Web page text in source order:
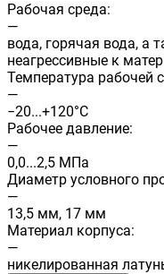
Рабочая среда:
—
вода, горячая вода, а
неагрессивные к
Температура рабочей
—
−20...+120°С
Рабочее давление:
—
0,0...2,5 МПа
Диаметр условного
—
13,5 мм, 17 мм
Материал корпуса:
—
никелированная